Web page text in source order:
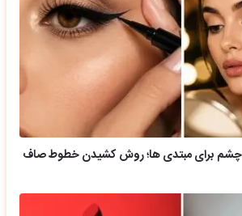
چشم برای مبتدی ها؛ روش کشیدن خطوط صاف